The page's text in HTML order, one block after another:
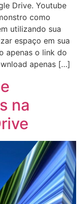
Drive. Youtube
como
utilizando sua
espaço em sua
apenas o link do
apenas […]
na